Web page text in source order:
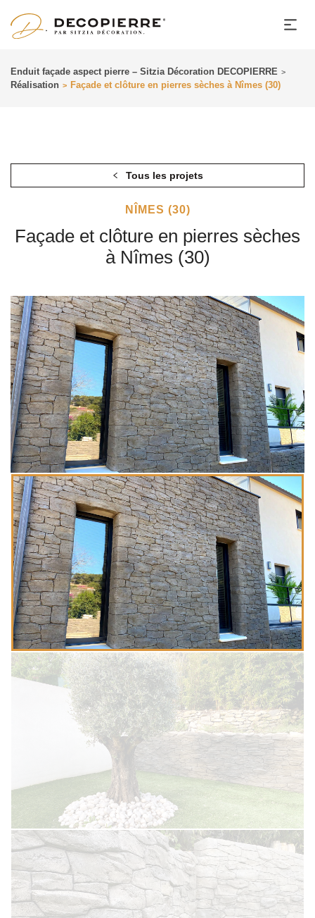
Enduit façade aspect pierre – Sitzia Décoration DECOPIERRE >
Réalisation > Façade et clôture en pierres sèches à Nîmes (30)
Tous les projets
Façade et clôture en pierres sèches
à Nîmes (30)
NÎMES (30)